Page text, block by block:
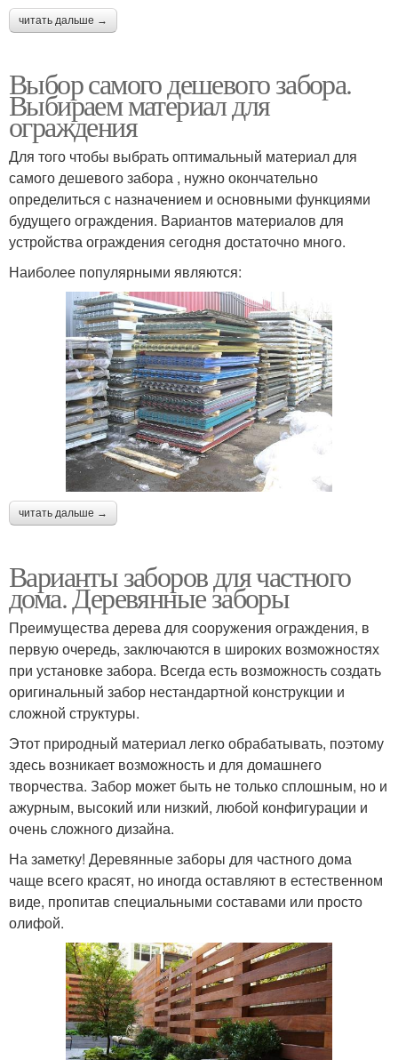
Забор из профлиста Металлический забор
Модульный забор Забор за копейки
Долговечный забор Креативный забор
Забор с бабочками Горшки для забора
Забор из шпагата Плетеный забор
Забор из сетки
Деревянный штакетник
читать дальше →
Выбор самого дешевого забора.
Выбираем материал для
ограждения
Для того чтобы выбрать оптимальный материал для
самого дешевого забора , нужно окончательно
определиться с назначением и основными функциями
будущего ограждения. Вариантов материалов для
устройства ограждения сегодня достаточно много.
Наиболее популярными являются:
читать дальше →
Варианты заборов для частного
дома. Деревянные заборы
Преимущества дерева для сооружения ограждения, в
первую очередь, заключаются в широких возможностях
при установке забора. Всегда есть возможность создать
оригинальный забор нестандартной конструкции и
сложной структуры.
Этот природный материал легко обрабатывать, поэтому
здесь возникает возможность и для домашнего
творчества. Забор может быть не только сплошным, но и
ажурным, высокий или низкий, любой конфигурации и
очень сложного дизайна.
На заметку! Деревянные заборы для частного дома
чаще всего красят, но иногда оставляют в естественном
виде, пропитав специальными составами или просто
олифой.